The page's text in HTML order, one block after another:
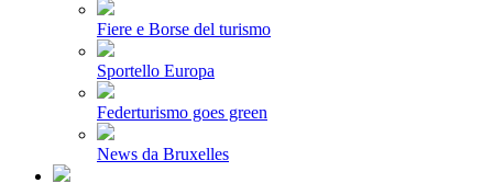
Fiere e Borse del turismo
Sportello Europa
Federturismo goes green
News da Bruxelles